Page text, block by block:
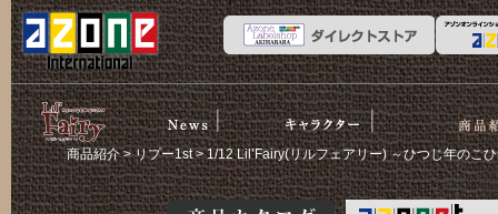
リルフェア
リー
News ストーリー
商品紹介
商品紹介>リプー1st> 1/12 Lil’Fairy(リルフェアリー) ～ひつじ年のこ